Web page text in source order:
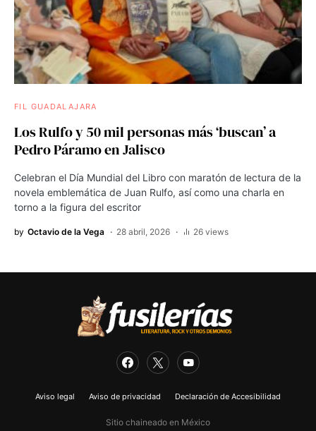
FIL GUADALAJARA
Los Rulfo y 50 mil personas más ‘buscan’ a
Pedro Páramo en Jalisco
Celebran el Día Mundial del Libro con maratón de lectura de la
novela emblemática de Juan Rulfo, así como una charla en
torno a la figura del escritor
by Octavio de la Vega 28 abril, 2026 26 views
Aviso legal Aviso de privacidad Declaración de Accesibilidad
Sitio chaineado en México